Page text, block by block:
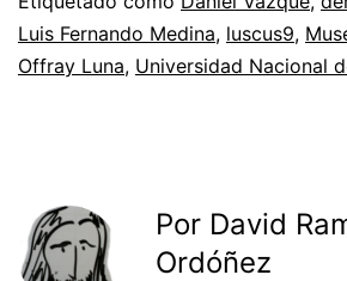
Luis Fernando Medina, luscus9,
Offray Luna, Universidad Nacional
Por David
Ordóñez